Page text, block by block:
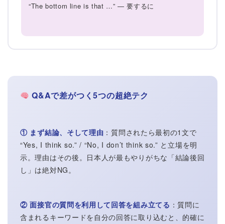
“The bottom line is that …” — 要するに
Q&Aで差がつく5つの超絶テク
① まず結論、そして理由 ：質問されたら最初の1文で
“Yes, I think so.” / “No, I don’t think so.” と立場を明
示。理由はその後。日本人が最もやりがちな「結論後回
し」は絶対NG。
② 面接官の質問を利用して回答を組み立てる ：質問に
含まれるキーワードを自分の回答に取り込むと、的確に